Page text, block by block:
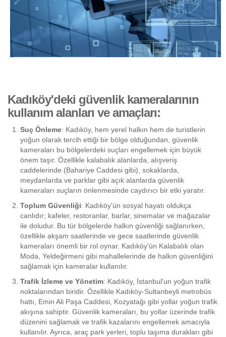
Kadıköy'deki güvenlik kameralarının
kullanım alanları ve amaçları:
Suç Önleme: Kadıköy, hem yerel halkın hem de turistlerin
yoğun olarak tercih ettiği bir bölge olduğundan, güvenlik
kameraları bu bölgelerdeki suçları engellemek için büyük
önem taşır. Özellikle kalabalık alanlarda, alışveriş
caddelerinde (Bahariye Caddesi gibi), sokaklarda,
meydanlarda ve parklar gibi açık alanlarda güvenlik
kameraları suçların önlenmesinde caydırıcı bir etki yaratır.
Toplum Güvenliği: Kadıköy'ün sosyal hayatı oldukça
canlıdır; kafeler, restoranlar, barlar, sinemalar ve mağazalar
ile doludur. Bu tür bölgelerde halkın güvenliği sağlanırken,
özellikle akşam saatlerinde ve gece saatlerinde güvenlik
kameraları önemli bir rol oynar. Kadıköy'ün Kalabalık olan
Moda, Yeldeğirmeni gibi mahallelerinde de halkın güvenliğini
sağlamak için kameralar kullanılır.
Trafik İzleme ve Yönetim: Kadıköy, İstanbul'un yoğun trafik
noktalarından biridir. Özellikle Kadıköy-Sultanbeyli metrobüs
hattı, Emin Ali Paşa Caddesi, Kozyatağı gibi yollar yoğun trafik
akışına sahiptir. Güvenlik kameraları, bu yollar üzerinde trafik
düzenini sağlamak ve trafik kazalarını engellemek amacıyla
kullanılır. Ayrıca, araç park yerleri, toplu taşıma durakları gibi